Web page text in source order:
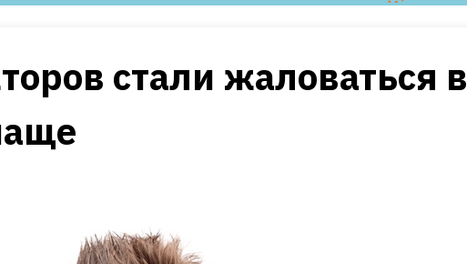
стали жаловаться в